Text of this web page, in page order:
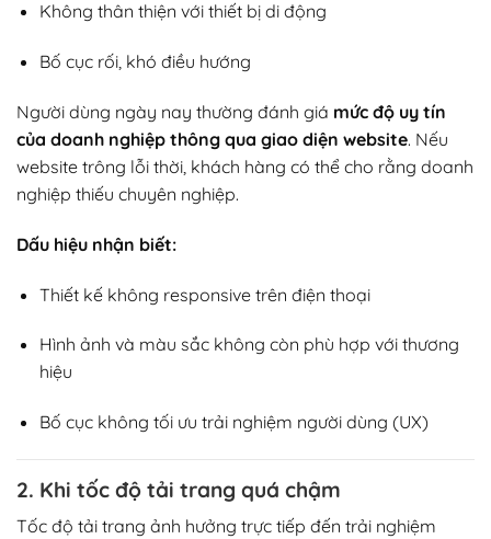
Không thân thiện với thiết bị di động
Bố cục rối, khó điều hướng
Người dùng ngày nay thường đánh giá mức độ uy tín
của doanh nghiệp thông qua giao diện website. Nếu
website trông lỗi thời, khách hàng có thể cho rằng doanh
nghiệp thiếu chuyên nghiệp.
Dấu hiệu nhận biết:
Thiết kế không responsive trên điện thoại
Hình ảnh và màu sắc không còn phù hợp với thương
hiệu
Bố cục không tối ưu trải nghiệm người dùng (UX)
2. Khi tốc độ tải trang quá chậm
Tốc độ tải trang ảnh hưởng trực tiếp đến trải nghiệm